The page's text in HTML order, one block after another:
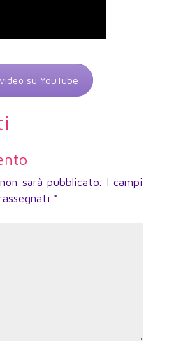
su YouTube
sarà pubblicato.
I campi
*